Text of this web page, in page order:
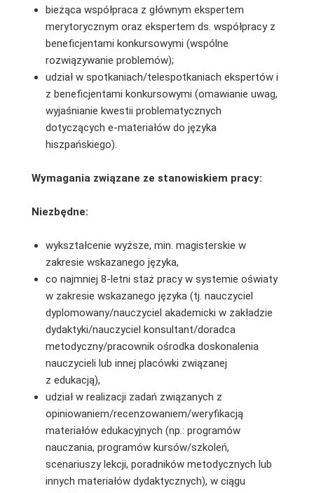
bieżąca współpraca z głównym ekspertem
merytorycznym oraz ekspertem ds. współpracy z
beneficjentami konkursowymi (wspólne
rozwiązywanie problemów);
udział w spotkaniach/telespotkaniach ekspertów i
z beneficjentami konkursowymi (omawianie uwag,
wyjaśnianie kwestii problematycznych
dotyczących e-materiałów do języka
hiszpańskiego).
Wymagania związane ze stanowiskiem pracy:
Niezbędne:
wykształcenie wyższe, min. magisterskie w
zakresie wskazanego języka,
co najmniej 8-letni staż pracy w systemie oświaty
w zakresie wskazanego języka (tj. nauczyciel
dyplomowany/nauczyciel akademicki w zakładzie
dydaktyki/nauczyciel konsultant/doradca
metodyczny/pracownik ośrodka doskonalenia
nauczycieli lub innej placówki związanej
z edukacją),
udział w realizacji zadań związanych z
opiniowaniem/recenzowaniem/weryfikacją
materiałów edukacyjnych (np.: programów
nauczania, programów kursów/szkoleń,
scenariuszy lekcji, poradników metodycznych lub
innych materiałów dydaktycznych), w ciągu